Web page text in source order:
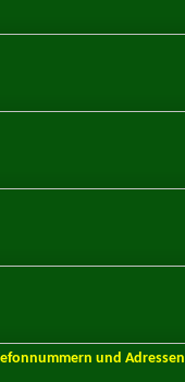
und Adressen